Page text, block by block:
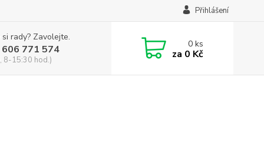
Přihlášení
rady? Zavolejte.
771 574
8-15:30 hod.)
0ks
za 0 Kč